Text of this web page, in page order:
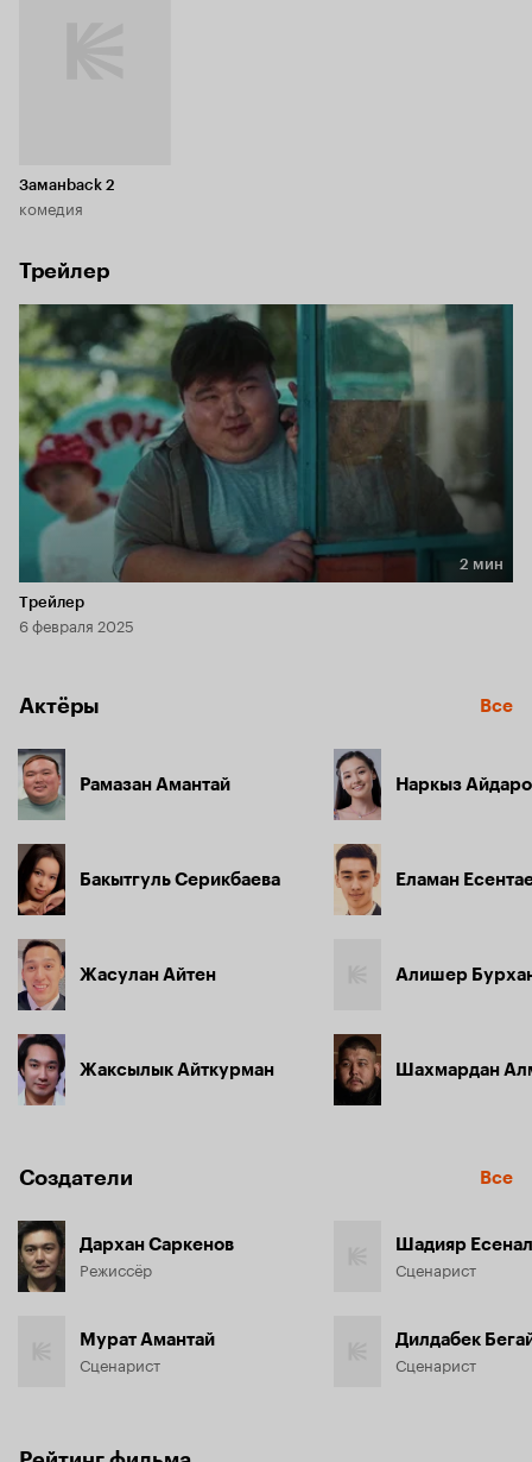
Заманback 2
комедия
Трейлер
Длительность 2 мин
2 мин
Трейлер
6 февраля 2025
Актёры Все
Рамазан Амантай
Бакытгуль Серикбаева
Жасулан Айтен
Жаксылык Айткурман
Наркыз
Еламан
Алишер
Шахмардан
Создатели Все
Дархан Саркенов
Режиссёр
Мурат Амантай
Сценарист
Шадияр
Сценарист
Дилдабек
Сценарист